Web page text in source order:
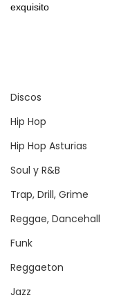
Discos
Hip Hop
Hip Hop Asturias
Soul y R&B
Trap, Drill, Grime
Reggae, Dancehall
Funk
Reggaeton
Jazz